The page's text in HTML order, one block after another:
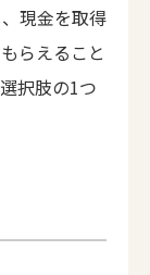
現金を取得
らえること
択肢の1つ